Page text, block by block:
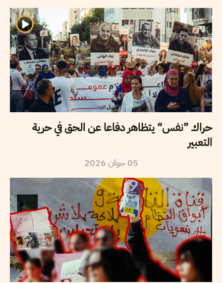
حراك ”نفس“ يتظاهر دفاعا عن الحق في حرية
التعبير
05 جوان2026